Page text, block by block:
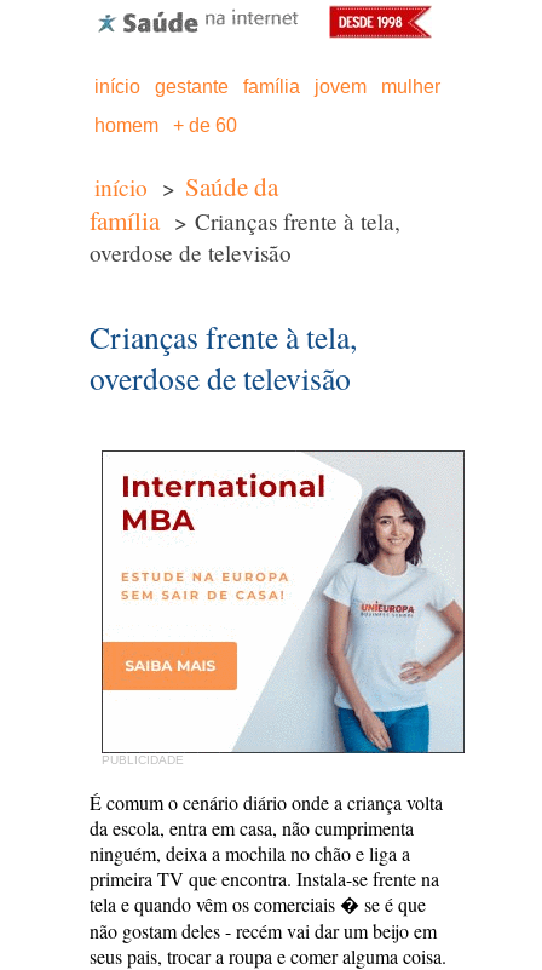
início gestante família jovem
mulher
homem
+ de 60
início > Saúde da
família > Crianças frente à tela,
overdose de televisão
Crianças frente à tela,
overdose de televisão
PUBLICIDADE
É comum o cenário diário onde a criança volta
da escola, entra em casa, não cumprimenta
ninguém, deixa a mochila no chão e liga a
primeira TV que encontra. Instala-se frente na
tela e quando vêm os comerciais � se é que
não gostam deles - recém vai dar um beijo em
seus pais, trocar a roupa e comer alguma coisa.